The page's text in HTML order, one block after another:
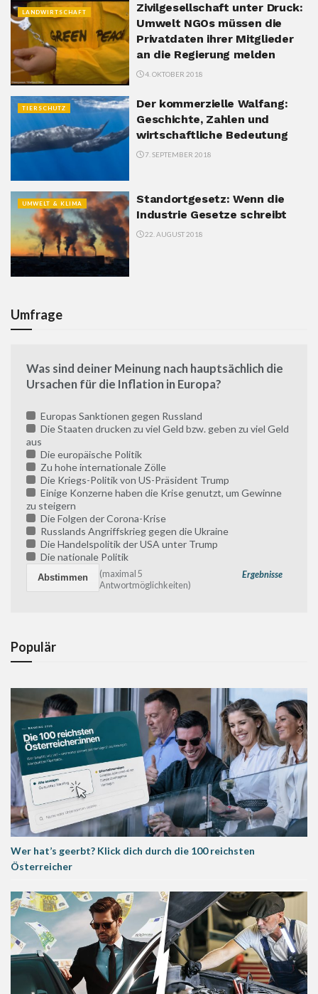
LANDWIRTSCHAFT
Zivilgesellschaft unter Druck:
Umwelt NGOs müssen die
Privatdaten ihrer Mitglieder
an die Regierung melden
4. OKTOBER 2018
TIERSCHUTZ
Der kommerzielle Walfang:
Geschichte, Zahlen und
wirtschaftliche Bedeutung
7. SEPTEMBER 2018
UMWELT & KLIMA
Standortgesetz: Wenn die
Industrie Gesetze schreibt
22. AUGUST 2018
Umfrage
Was sind deiner Meinung nach hauptsächlich die
Ursachen für die Inflation in Europa?
Europas Sanktionen gegen Russland
Die Staaten drucken zu viel Geld bzw. geben zu viel Geld
aus
Die europäische Politik
Zu hohe internationale Zölle
Die Kriegs-Politik von US-Präsident Trump
Einige Konzerne haben die Krise genutzt, um Gewinne
zu steigern
Die Folgen der Corona-Krise
Russlands Angriffskrieg gegen die Ukraine
Die Handelspolitik der USA unter Trump
Die nationale Politik
Ergebnisse
(maximal 5
Antwortmöglichkeiten)
Populär
Wer hat’s geerbt? Klick dich durch die 100 reichsten
Österreicher